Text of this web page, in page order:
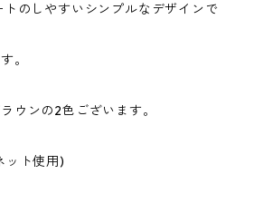
のしやすいシンプルなデザインで
。
ウンの2色ございます。
ット使用)